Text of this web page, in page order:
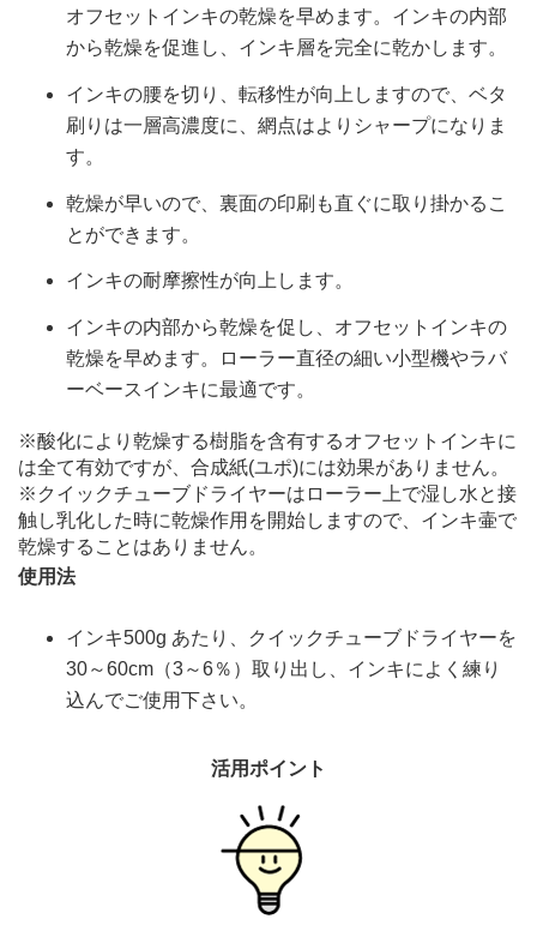
オフセットインキの乾燥を早めます。インキの内部
から乾燥を促進し、インキ層を完全に乾かします。
インキの腰を切り、転移性が向上しますので、ベタ
刷りは一層高濃度に、網点はよりシャープになりま
す。
乾燥が早いので、裏面の印刷も直ぐに取り掛かるこ
とができます。
インキの耐摩擦性が向上します。
インキの内部から乾燥を促し、オフセットインキの
乾燥を早めます。ローラー直径の細い小型機やラバ
ーベースインキに最適です。
※酸化により乾燥する樹脂を含有するオフセットインキに
は全て有効ですが、合成紙(ユポ)には効果がありません。
※クイックチューブドライヤーはローラー上で湿し水と接
触し乳化した時に乾燥作用を開始しますので、インキ壷で
乾燥することはありません。
使用法
インキ500g あたり、クイックチューブドライヤーを
30～60cm（3～6％）取り出し、インキによく練り
込んでご使用下さい。
活用ポイント